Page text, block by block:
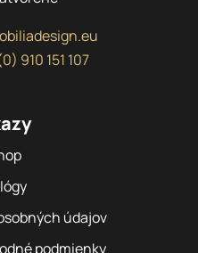
910 151 107
údajov
podmienky